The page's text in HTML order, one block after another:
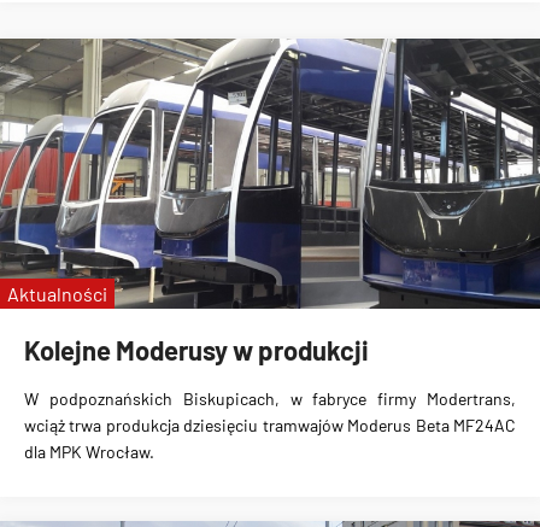
Kolejne Moderusy w produkcji
W podpoznańskich Biskupicach, w fabryce firmy Modertrans,
wciąż trwa produkcja dziesięciu tramwajówModerus Beta MF24AC
dla MPK Wrocław.
Aktualności